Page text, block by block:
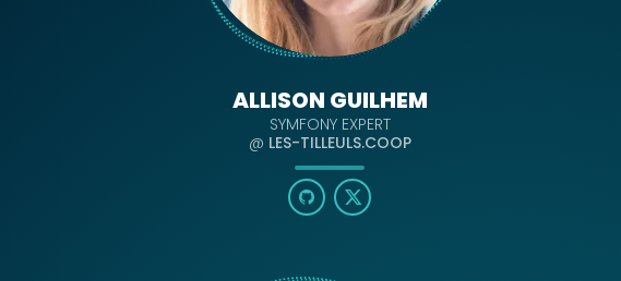
ALLISON GUILHEM
SYMFONY EXPERT
@ LES-TILLEULS.COOP